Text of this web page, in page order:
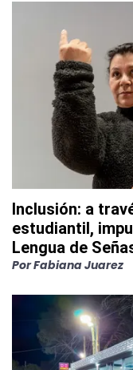
Inclusión: a
estudiantil,
Lengua de
PorFabiana Juarez